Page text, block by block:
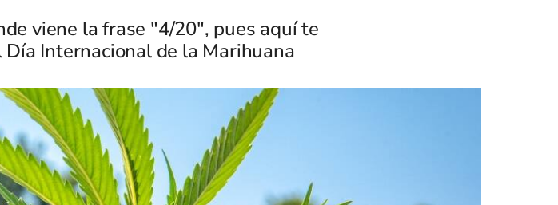
viene la frase "4/20", pues aquí te
Internacional de la Marihuana